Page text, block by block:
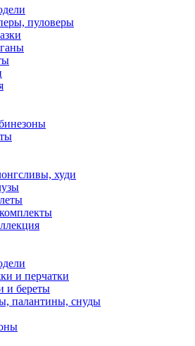
пуловеры
худи
и перчатки
и береты
палантины, снуды